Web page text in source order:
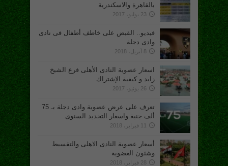
بالقاهرة والاسكندرية
23 يوليو، 2017
فيديو.. القبض على خاطف أطفال فى نادى
وادى دجلة
8 أبريل، 2018
اسعار عضوية النادى الأهلى فرع الشيخ
زايد و كيفية الإشتراك
26 يونيو، 2017
تعرف على عرض عضوية وادى دجلة بـ 75
ألف جنية واسعار التجديد السنوى
11 فبراير، 2018
أسعار عضوية النادى الاهلى والتقسيط
وشئون العضوية
28 فبراير، 2018